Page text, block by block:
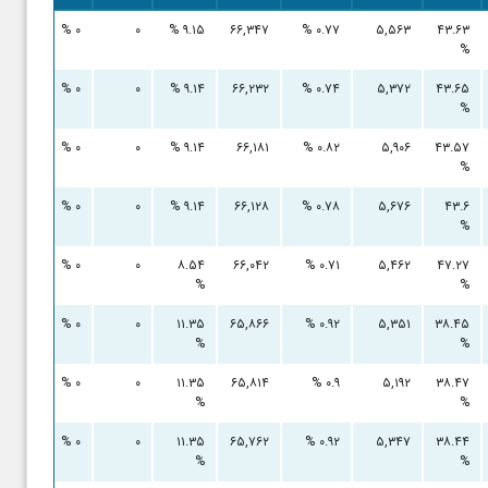
۴۳.۶۳
%
۵,۵۶۳ ۰.۷۷ % ۶۶,۳۴۷ ۹.۱۵ % ۰ ۰ %
۴۳.۶۵
%
۵,۳۷۲ ۰.۷۴ % ۶۶,۲۳۲ ۹.۱۴ % ۰ ۰ %
۴۳.۵۷
%
۵,۹۰۶ ۰.۸۲ % ۶۶,۱۸۱ ۹.۱۴ % ۰ ۰ %
۴۳.۶
%
۵,۶۷۶ ۰.۷۸ % ۶۶,۱۲۸ ۹.۱۴ % ۰ ۰ %
۴۷.۲۷
%
۵,۴۶۲ ۰.۷۱ % ۶۶,۰۴۲
۸.۵۴
%
۰ ۰ %
۳۸.۴۵
%
۵,۳۵۱ ۰.۹۲ % ۶۵,۸۶۶
۱۱.۳۵
%
۰ ۰ %
۳۸.۴۷
%
۵,۱۹۲ ۰.۹ % ۶۵,۸۱۴
۱۱.۳۵
%
۰ ۰ %
۳۸.۴۴
%
۵,۳۴۷ ۰.۹۲ % ۶۵,۷۶۲
۱۱.۳۵
%
۰ ۰ %